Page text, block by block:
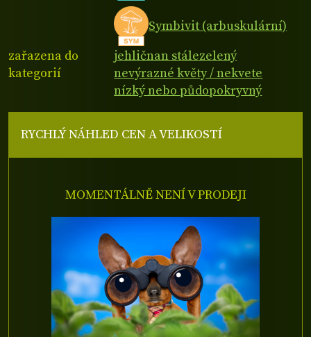
Symbivit (arbuskulární)
zařazena do
kategorií
jehličnan stálezelený
nevýrazné květy / nekvete
nízký nebo půdopokryvný
RYCHLÝ NÁHLED CEN A VELIKOSTÍ
MOMENTÁLNĚ NENÍ V PRODEJI